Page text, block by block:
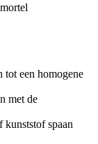
tot een homogene
met de
spaan